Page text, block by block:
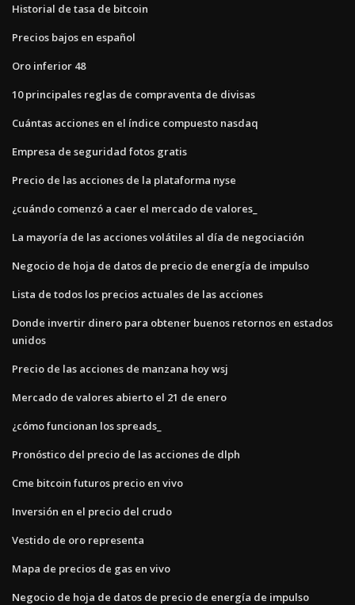
Historial de tasa de bitcoin
Precios bajos en español
Oro inferior 48
10 principales reglas de compraventa de divisas
Cuántas acciones en el índice compuesto nasdaq
Empresa de seguridad fotos gratis
Precio de las acciones de la plataforma nyse
¿cuándo comenzó a caer el mercado de valores_
La mayoría de las acciones volátiles al día de negociación
Negocio de hoja de datos de precio de energía de impulso
Lista de todos los precios actuales de las acciones
Donde invertir dinero para obtener buenos retornos en estados
unidos
Precio de las acciones de manzana hoy wsj
Mercado de valores abierto el 21 de enero
¿cómo funcionan los spreads_
Pronóstico del precio de las acciones de dlph
Cme bitcoin futuros precio en vivo
Inversión en el precio del crudo
Vestido de oro representa
Mapa de precios de gas en vivo
Negocio de hoja de datos de precio de energía de impulso